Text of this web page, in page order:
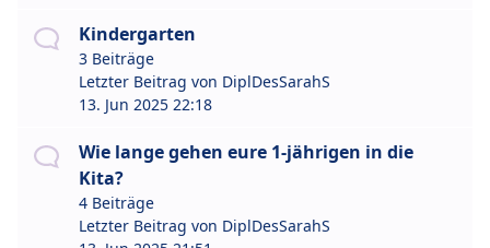
Kindergarten
3 Beiträge
Letzter Beitrag von DiplDesSarahS
13. Jun 2025 22:18
Wie lange gehen eure 1-jährigen in die
Kita?
4 Beiträge
Letzter Beitrag von DiplDesSarahS